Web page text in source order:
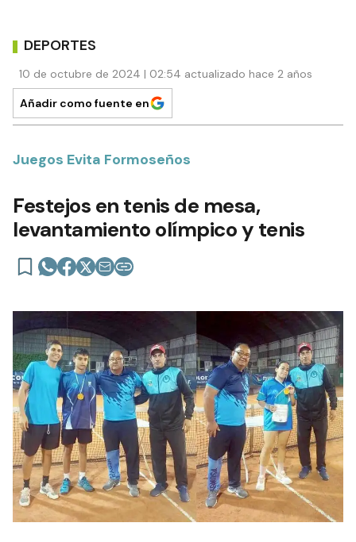
DEPORTES
10 de octubre de 2024 | 02:54 actualizado hace 2 años
Añadir como fuente en
Juegos Evita Formoseños
Festejos en tenis de mesa,
levantamiento olímpico y tenis